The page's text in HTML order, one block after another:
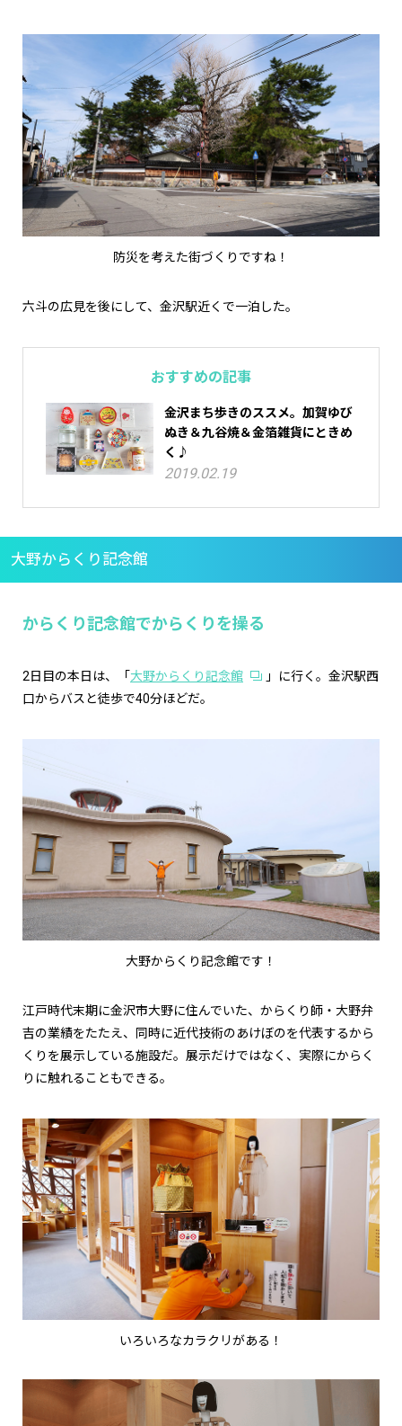
防災を考えた街づくりですね！
六斗の広見を後にして、金沢駅近くで一泊した。
おすすめの記事
金沢まち歩きのススメ。加賀ゆび
ぬき＆九谷焼＆金箔雑貨にときめ
く♪
2019.02.19
大野からくり記念館
からくり記念館でからくりを操る
2日目の本日は、「大野からくり記念館
」に行く。金沢駅西
口からバスと徒歩で40分ほどだ。
大野からくり記念館です！
江戸時代末期に金沢市大野に住んでいた、からくり師・大野弁
吉の業績をたたえ、同時に近代技術のあけぼのを代表するから
くりを展示している施設だ。展示だけではなく、実際にからく
りに触れることもできる。
いろいろなカラクリがある！